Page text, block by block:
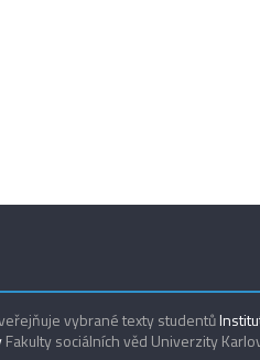
vybrané texty studentů
Fakulty sociálních věd Univerzity